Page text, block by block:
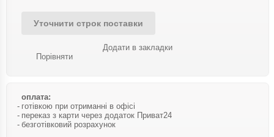
Уточнити строк поставки
Порівняти
Додати в закладки
оплата:
готівкою при отриманні в офісі
переказ з карти через додаток Приват24
безготівковий розрахунок